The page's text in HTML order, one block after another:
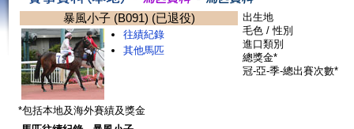
暴風小子 (B091) (已退役)
往績紀錄
其他馬匹
出生地
毛色 / 性別
進口類別
總獎金*
冠-亞-季-總出賽次數*
*包括本地及海外賽績及獎金